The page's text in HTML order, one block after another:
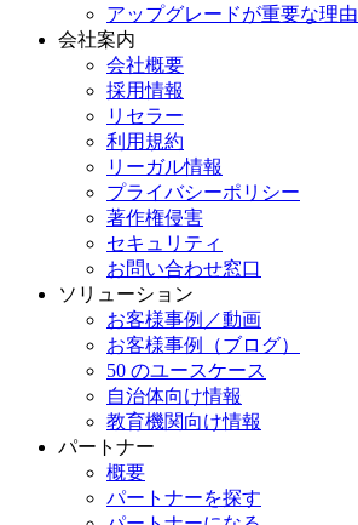
アップグレードが重要な理由
会社案内
会社概要
採用情報
リセラー
利用規約
リーガル情報
プライバシーポリシー
著作権侵害
セキュリティ
お問い合わせ窓口
ソリューション
お客様事例／動画
お客様事例（ブログ）
50 のユースケース
自治体向け情報
教育機関向け情報
パートナー
概要
パートナーを探す